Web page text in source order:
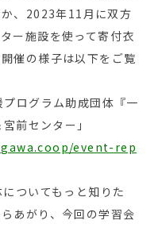
、2023年11月に双方
ー施設を使って寄付衣
催の様子は以下をご覧
ログラム助成団体『一
前センター」
event-rep
ついてもっと知りた
あがり、今回の学習会